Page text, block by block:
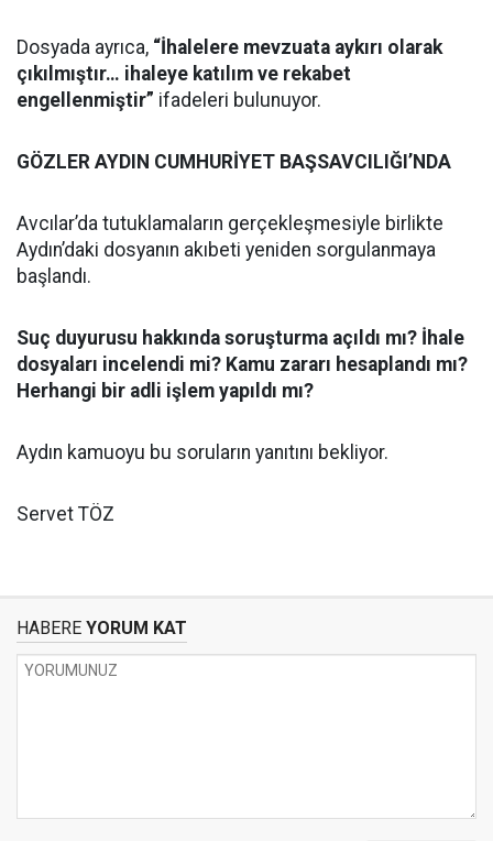
Dosyada ayrıca, “İhalelere mevzuata aykırı olarak
çıkılmıştır… ihaleye katılım ve rekabet
engellenmiştir” ifadeleri bulunuyor.
GÖZLER AYDIN CUMHURİYET BAŞSAVCILIĞI’NDA
Avcılar’da tutuklamaların gerçekleşmesiyle birlikte
Aydın’daki dosyanın akıbeti yeniden sorgulanmaya
başlandı.
Suç duyurusu hakkında soruşturma açıldı mı? İhale
dosyaları incelendi mi? Kamu zararı hesaplandı mı?
Herhangi bir adli işlem yapıldı mı?
Aydın kamuoyu bu soruların yanıtını bekliyor.
Servet TÖZ
HABERE YORUM KAT